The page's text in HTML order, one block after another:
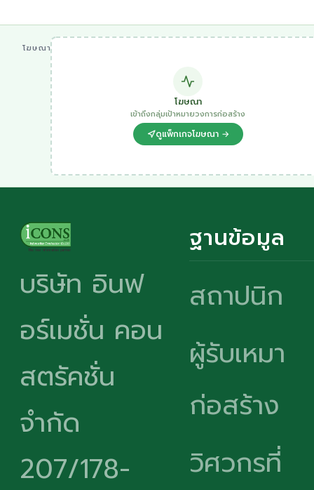
โฆษณา
โฆษณา
เข้าถึงกลุ่มเป้าหมายวงการก่อสร้าง
ดูแพ็กเกจโฆษณา →
บริษัท อินฟ
อร์เมชั่น คอน
สตรัคชั่น
จำกัด
207/178-
ฐานข้อมูล
สถาปนิก
ผู้รับเหมา
ก่อสร้าง
วิศวกรที่